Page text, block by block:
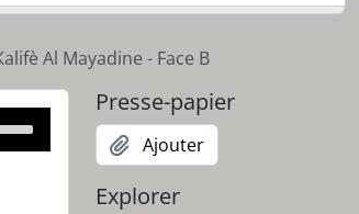
Al Mayadine - Face B
Presse-papier
Ajouter
Explorer